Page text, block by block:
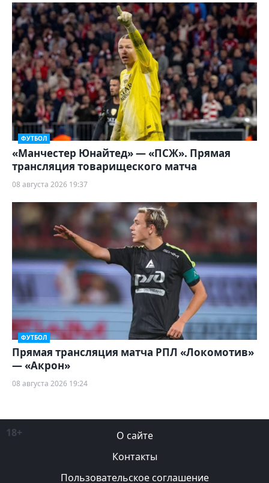
ФУТБОЛ
«Манчестер Юнайтед» — «ПСЖ». Прямая
трансляция товарищеского матча
08 августа 2026 19:37
ФУТБОЛ
Прямая трансляция матча РПЛ «Локомотив»
— «Акрон»
08 августа 2026 19:24
18+
О сайте
Контакты
Пользовательское соглашение